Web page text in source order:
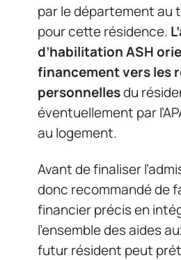
par le département au
pour cette résidence.
d’habilitation ASH
financement vers les
personnellesdu
éventuellement par
au logement.
Avant de finaliser
donc recommandé de
financier précis en
l’ensemble des aides
futur résident peut